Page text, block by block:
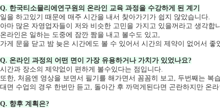
Q. 한국티소믈리에연구원의 온라인 교육 과정을 수강하게 된 계기
일을 하고있기 때문에 매주 시간을 내서 찾아가기가 쉽지 않았습니다.
아마 많은 자영업자들이 저와 비슷한 고민을 가지고 있을꺼라고 생각합
온라인은 일하는 도중에 잠깐 짬을 내고 볼수도 있고,
가게 문을 닫고 밤 늦은 시간에도 볼 수 있어서 시간의 제약이 없어서 좋
Q. 온라인 과정의 어떤 면이 가장 유용하거나 가치가 있었나요?
시간과 장소의 제약없이 편하게 볼수있다는 점입니다.
또한, 처음엔 영상을 보면서 필기를 해가면서 꼼꼼히 보고, 두번째는 복
대면 수업의 경우 한번만 듣고, 돌아간 후 까먹게된다면 곤란하지만 온
Q. 향후 계획은?